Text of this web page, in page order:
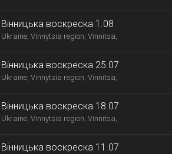
Вінницька воскреска 1.08
Ukraine, Vinnytsia region, Vinnitsa,
Вінницька воскреска 25.07
Ukraine, Vinnytsia region, Vinnitsa,
Вінницька воскреска 18.07
Ukraine, Vinnytsia region, Vinnitsa,
Вінницька воскреска 11.07